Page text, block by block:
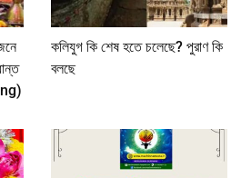
কলিযুগ কি শেষ হতে চলেছে? পুরাণ কি
বলছে